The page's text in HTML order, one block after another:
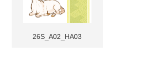
26S_A02_HA03